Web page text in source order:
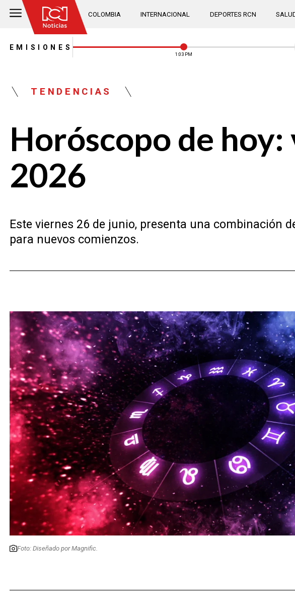
COLOMBIA INTERNACIONAL DEPORTES RCN
EMISIONES
1:03 PM
TENDENCIAS
Horóscopo de
2026
Este viernes 26 de junio, presenta una combinación
para nuevos comienzos.
Foto: Diseñado por Magnific.